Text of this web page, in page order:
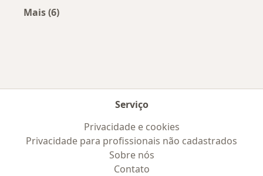
Mais (6)
Serviço
Privacidade e cookies
Privacidade para profissionais não cadastrados
Sobre nós
Contato